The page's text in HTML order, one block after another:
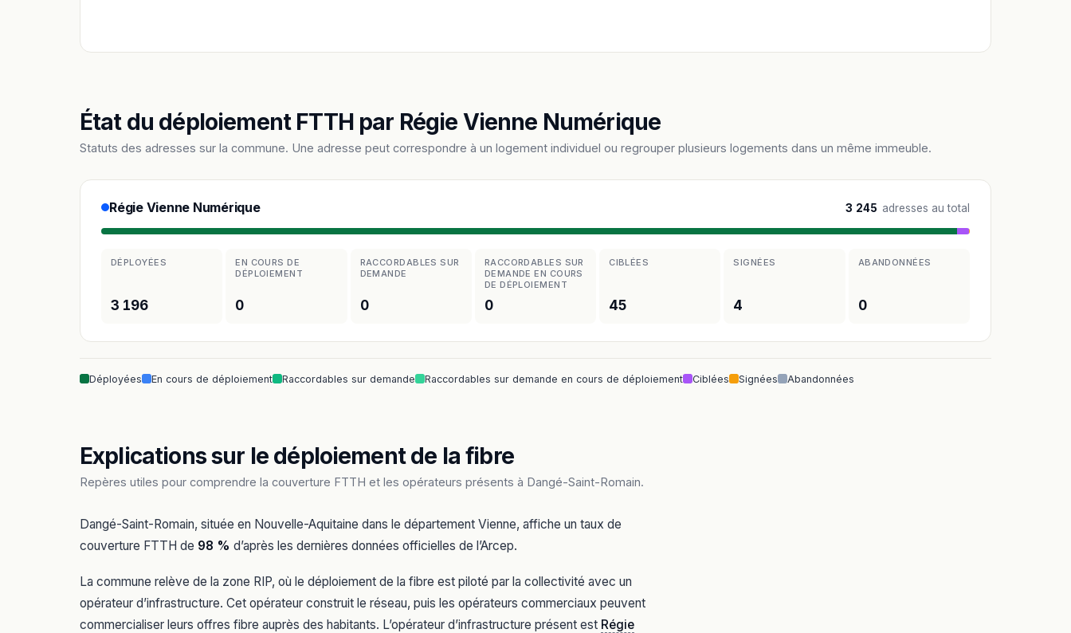
État du déploiement FTTH par Régie Vienne Numérique
Statuts des adresses sur la commune. Une adresse peut correspondre à un logement individuel ou regrouper plusieurs logements dans un même immeuble.
Régie Vienne Numérique 3 245 adresses au total
DÉPLOYÉES
3 196
EN COURS DE
DÉPLOIEMENT
0
RACCORDABLES SUR
DEMANDE
0
RACCORDABLES SUR
DEMANDE EN COURS
DE DÉPLOIEMENT
0
CIBLÉES
45
SIGNÉES
4
ABANDONNÉES
0
Déployées En cours de déploiement Raccordables sur demande Raccordables sur demande en cours de déploiement Ciblées Signées Abandonnées
Explications sur le déploiement de la fibre
Repères utiles pour comprendre la couverture FTTH et les opérateurs présents à Dangé-Saint-Romain.
Dangé-Saint-Romain, située en Nouvelle-Aquitaine dans le département Vienne, affiche un taux de
couverture FTTH de 98 % d’après les dernières données officielles de l’Arcep.
La commune relève de la zone RIP, où le déploiement de la fibre est piloté par la collectivité avec un
opérateur d’infrastructure. Cet opérateur construit le réseau, puis les opérateurs commerciaux peuvent
commercialiser leurs offres fibre auprès des habitants. L’opérateur d’infrastructure présent est Régie